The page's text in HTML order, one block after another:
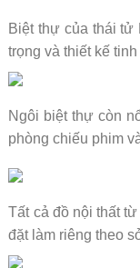
Biệt thự của thái tử
trọng và thiết kế
Ngôi biệt thự còn
phòng chiếu phim
Tất cả đồ nội thất
đặt làm riêng theo